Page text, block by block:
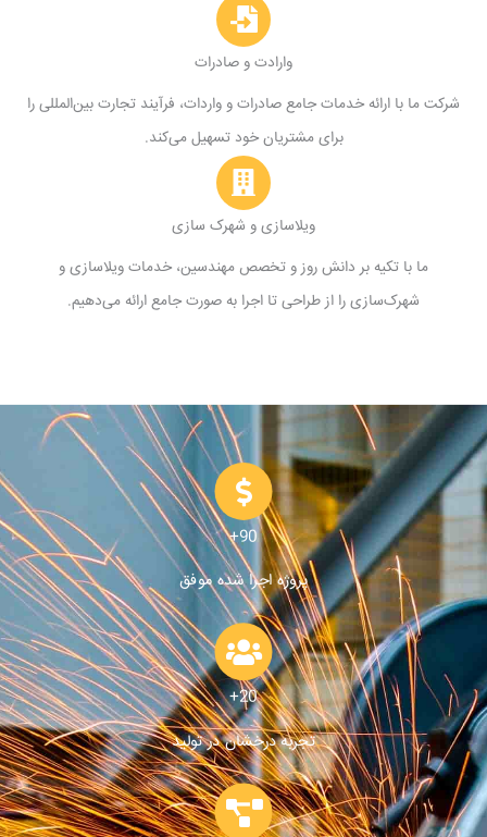
وارادت و صادرات
شرکت ما با ارائه خدمات جامع صادرات و واردات، فرآیند تجارت بین‌المللی را
برای مشتریان خود تسهیل می‌کند.
ویلاسازی و شهرک سازی
ما با تکیه بر دانش روز و تخصص مهندسین، خدمات ویلاسازی و
شهرک‌سازی را از طراحی تا اجرا به صورت جامع ارائه می‌دهیم.
90+
پروژه اجرا شده موفق
20+
تجربه درخشان در تولید